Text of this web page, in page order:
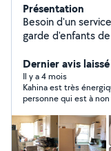
Présentation
Besoin d'un
garde d'enfants de +de 3 ans et
devis gratuit
Dernier avis
Il y a 4 mois
Kahina est très énergique et professionnelle
personne qui est à non seulement à l'écoute mais aussi forte